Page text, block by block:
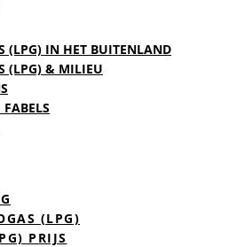
(LPG) IN HET BUITENLAND
(LPG) & MILIEU
(LPG)
PRIJS